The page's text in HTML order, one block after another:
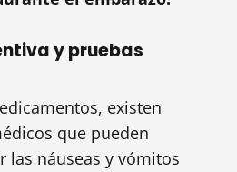
y pruebas
existen
que pueden
las náuseas y vómitos